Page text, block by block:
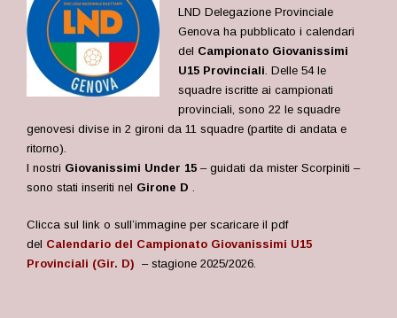
LND Delegazione Provinciale
Genova ha pubblicato i calendari
del Campionato Giovanissimi
U15 Provinciali. Delle 54 le
squadre iscritte ai campionati
provinciali, sono 22 le squadre
genovesi divise in 2 gironi da 11 squadre (partite di andata e
ritorno).
I nostri Giovanissimi Under 15 – guidati da mister Scorpiniti –
sono stati inseriti nel Girone D .
Clicca sul link o sull’immagine per scaricare il pdf
del Calendario del Campionato Giovanissimi U15
Provinciali (Gir. D) – stagione 2025/2026.